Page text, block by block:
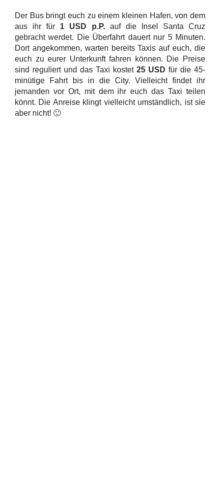
Der Bus bringt euch zu einem kleinen Hafen, von dem
aus ihr für 1 USD p.P.auf die Insel Santa Cruz
gebracht werdet. Die Überfahrt dauert nur 5 Minuten.
Dort angekommen, warten bereits Taxis auf euch, die
euch zu eurer Unterkunft fahren können. Die Preise
sind reguliert und das Taxi kostet 25 USD für die 45-
minütige Fahrt bis in die City. Vielleicht findet ihr
jemanden vor Ort, mit dem ihr euch das Taxi teilen
könnt. Die Anreise klingt vielleicht umständlich, ist sie
aber nicht! 🙂